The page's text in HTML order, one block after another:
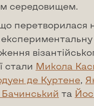
середовищем.
що
стали Микола
де Куртене,
та